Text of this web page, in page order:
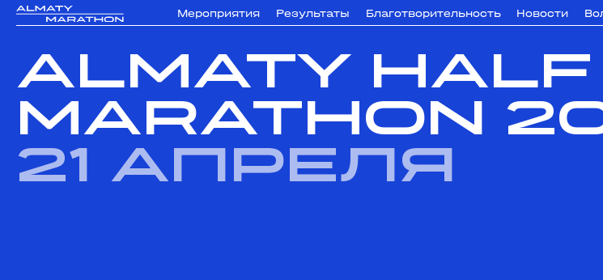
Мероприятия Результаты Благотворительность Новости
ALMATY HALF
MARATHON
21 апреля